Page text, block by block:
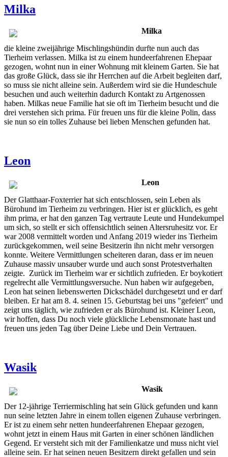
Milka
Milka
die kleine zweijährige Mischlingshündin durfte nun auch das
Tierheim verlassen. Milka ist zu einem hundeerfahrenen Ehepaar
gezogen, wohnt nun in einer Wohnung mit kleinem Garten. Sie hat
das große Glück, dass sie ihr Herrchen auf die Arbeit begleiten darf,
so muss sie nicht alleine sein. Außerdem wird sie die Hundeschule
besuchen und auch weiterhin dadurch Kontakt zu Artgenossen
haben. Milkas neue Familie hat sie oft im Tierheim besucht und die
drei verstehen sich prima. Für freuen uns für die kleine Polin, dass
sie nun so ein tolles Zuhause bei lieben Menschen gefunden hat.
Leon
Leon
Der Glatthaar-Foxterrier hat sich entschlossen, sein Leben als
Bürohund im Tierheim zu verbringen. Hier ist er glücklich, es geht
ihm prima, er hat den ganzen Tag vertraute Leute und Hundekumpel
um sich, so stellt er sich offensichtlich seinen Altersruhesitz vor. Er
war 2008 vermittelt worden und Anfang 2019 wieder ins Tierheim
zurückgekommen, weil seine Besitzerin ihn nicht mehr versorgen
konnte. Weitere Vermittlungen scheiteren daran, dass er im neuen
Zuhause massiv unsauber wurde und auch sonst Protestverhalten
zeigte. Zurück im Tierheim war er sichtlich zufrieden. Er boykotiert
regelrecht alle Vermittlungsversuche. Nun haben wir aufgegeben,
Leon hat seinen liebenswerten Dickschädel durchgesetzt und er darf
bleiben. Er hat am 8. 4. seinen 15. Geburtstag bei uns "gefeiert" und
zeigt uns täglich, wie zufrieden er als Bürohund ist. Kleiner Leon,
wir hoffen, dass Du noch viele glückliche Lebensmonate hast und
freuen uns jeden Tag über Deine Liebe und Dein Vertrauen.
Wasik
Wasik
Der 12-jährige Terriermischling hat sein Glück gefunden und kann
nun seine letzten Jahre in einem tollen eigenen Zuhause verbringen.
Er ist zu einem sehr netten hundeerfahrenen Ehepaar gezogen,
wohnt jetzt in einem Haus mit Garten in einer schönen ländlichen
Gegend. Er versteht sich mit der Familienkatze und muss nicht viel
alleine sein. Er hat seinen neuen Besitzern direkt gefallen und sein